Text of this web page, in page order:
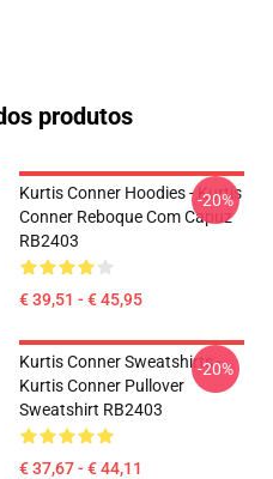
produtos
Kurtis Conner Hoodies - Kurtis
Conner Reboque Com Capuz
RB2403
€ 39,51 - € 45,95
-20%
Kurtis Conner Sweatshirts -
Kurtis Conner Pullover
Sweatshirt RB2403
€ 37,67 - € 44,11
-20%